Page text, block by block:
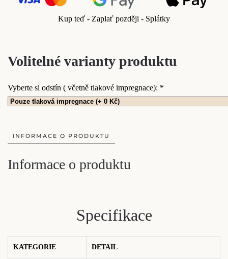
Kup teď - Zaplať později - Splátky
Volitelné varianty produktu
Vyberte si odstín ( včetně tlakové impregnace): *
INFORMACE O PRODUKTU
Informace o produktu
Specifikace
KATEGORIE DETAIL